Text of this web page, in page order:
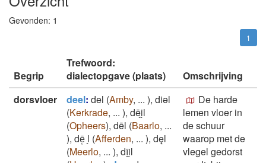
Gevonden: 1
1
Begrip
Trefwoord:
dialectopgave (plaats)
Omschrijving
dorsvloer
deel: del (Amby, ... ), diǝl
(Kerkrade, ... ), dēi̯l
(Opheers), dēl (Baarlo, ...
), dē̜ ̞l (Afferden, ... ), dęl
(Meerlo, ... ), dīi̯l
De harde
lemen vloer in
de schuur
waarop met de
vlegel gedorst